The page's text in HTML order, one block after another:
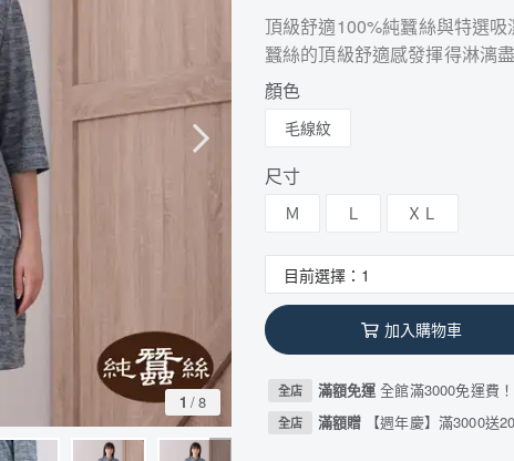
1 /8
頂級舒適100%純蠶絲與特選
蠶絲的頂級舒適感發揮得淋漓盡
顏色
毛線紋
尺寸
Ｍ Ｌ ＸＬ
加入購物車
全店 滿額免運全館滿3000免運費！
全店 滿額贈 【週年慶】滿3000送